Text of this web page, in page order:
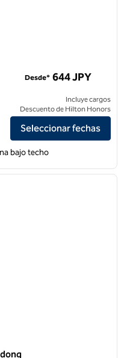
Desde* 644 JPY
Incluye cargos
Descuento de Hilton Honors
Seleccionar fechas
bajo techo